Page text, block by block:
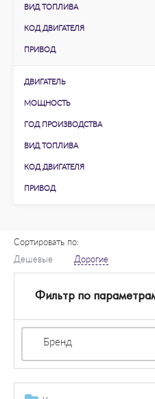
ВИД ТОПЛИВА
КОД ДВИГАТЕЛЯ
ПРИВОД
ДВИГАТЕЛЬ
МОЩНОСТЬ
ГОД ПРОИЗВОДСТВА
ВИД ТОПЛИВА
КОД ДВИГАТЕЛЯ
ПРИВОД
Сортировать по:
Дешевые
Дорогие
Фильтр по
Бренд